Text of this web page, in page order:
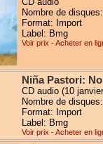
Nombre de
Format: Import
Label: Bmg
Voir prix - Acheter en
Niña Pastori:
CD audio (10
Nombre de
Format: Import
Label: Bmg
Voir prix - Acheter en